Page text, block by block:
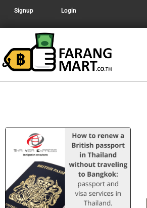
Signup Login